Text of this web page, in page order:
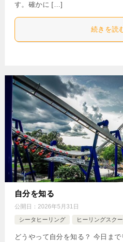
す。確かに […]
続きを読
自分を知る
公開日： 2026年5月31日
シータヒーリング
ヒーリングスク
どうやって自分を知る？ 今日ま